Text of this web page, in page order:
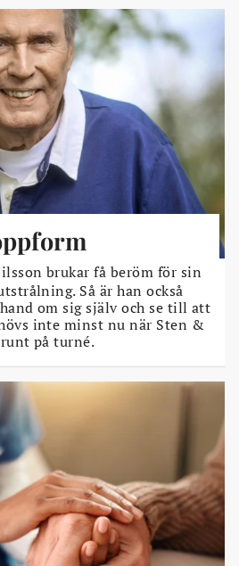
brukar få beröm för sin
Så är han också
om sig själv och se till att
inte minst nu när Sten &
på turné.